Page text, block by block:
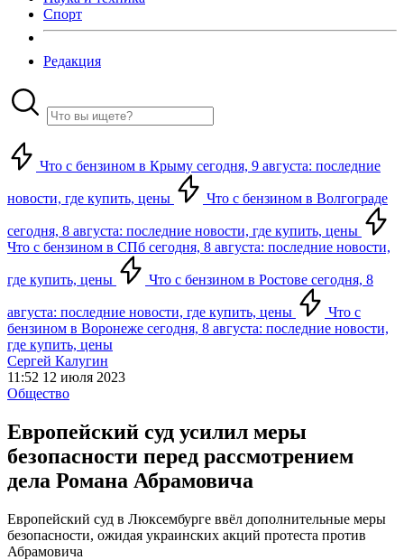
Спорт
Редакция
Что с бензином в Крыму сегодня, 9 августа: последние
новости, где купить, цены Что с бензином в Волгограде
сегодня, 8 августа: последние новости, где купить, цены
Что с бензином в СПб сегодня, 8 августа: последние новости,
где купить, цены Что с бензином в Ростове сегодня, 8
августа: последние новости, где купить, цены
Что с
бензином в Воронеже сегодня, 8 августа: последние новости,
где купить, цены
Сергей Калугин
11:52 12 июля 2023
Общество
Европейский суд усилил меры
безопасности перед рассмотрением
дела Романа Абрамовича
Европейский суд в Люксембурге ввёл дополнительные меры
безопасности, ожидая украинских акций протеста против
Абрамовича